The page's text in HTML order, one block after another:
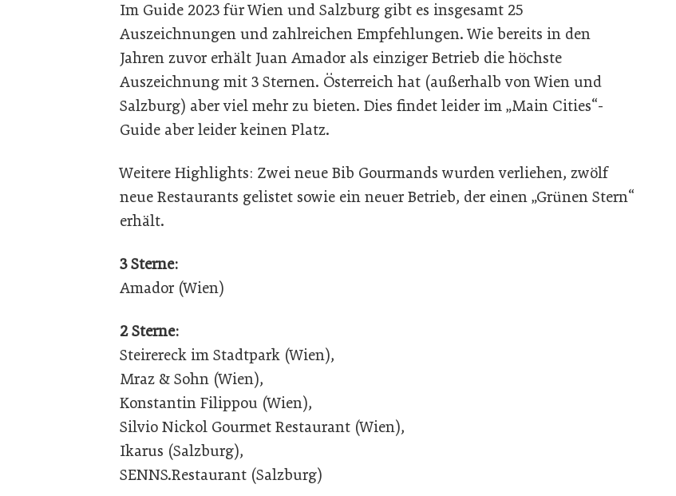
Im Guide 2023 für Wien und Salzburg gibt es insgesamt 25
Auszeichnungen und zahlreichen Empfehlungen. Wie bereits in den
Jahren zuvor erhält Juan Amador als einziger Betrieb die höchste
Auszeichnung mit 3 Sternen. Österreich hat (außerhalb von Wien und
Salzburg) aber viel mehr zu bieten. Dies findet leider im „Main Cities“-
Guide aber leider keinen Platz.
Weitere Highlights: Zwei neue Bib Gourmands wurden verliehen, zwölf
neue Restaurants gelistet sowie ein neuer Betrieb, der einen „Grünen Stern“
erhält.
3 Sterne:
Amador (Wien)
2 Sterne:
Steirereck im Stadtpark (Wien),
Mraz & Sohn (Wien),
Konstantin Filippou (Wien),
Silvio Nickol Gourmet Restaurant (Wien),
Ikarus (Salzburg),
SENNS.Restaurant (Salzburg)